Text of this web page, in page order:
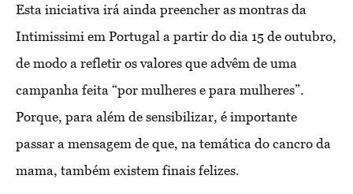
Esta iniciativa irá ainda preencher as montras da
Intimissimi em Portugal a partir do dia 15 de outubro,
de modo a refletir os valores que advêm de uma
campanha feita “por mulheres e para mulheres”.
Porque, para além de sensibilizar, é importante
passar a mensagem de que, na temática do cancro da
mama, também existem finais felizes.